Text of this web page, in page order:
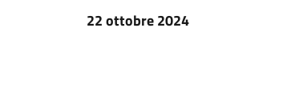
22 ottobre 2024